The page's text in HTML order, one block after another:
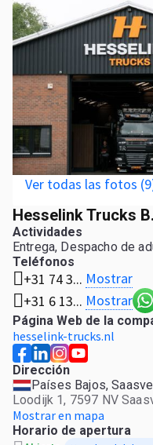
Hesselink Trucks
Actividades
Entrega, Despacho de
Teléfonos
+31 74 3... Mostrar
+31 6 13... Mostrar
Página Web de la
hesselink-trucks.nl
Dirección
Países Bajos,
Loodijk 1, 7597 NV
Mostrar en mapa
Horario de apertura
Ver todas las fotos